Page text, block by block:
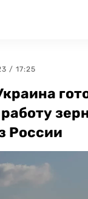
/ 17:25
России